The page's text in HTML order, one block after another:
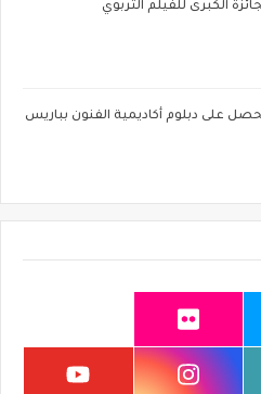
الكبرى للفيلم التربوي
على دبلوم أكاديمية الفنون بباريس